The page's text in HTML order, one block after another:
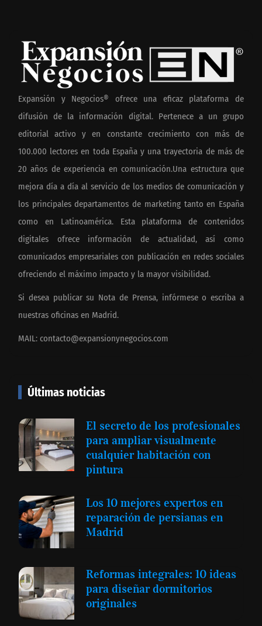
Expansión y Negocios® ofrece una eficaz plataforma de
difusión de la información digital. Pertenece a un grupo
editorial activo y en constante crecimiento con más de
100.000 lectores en toda España y una trayectoria de más de
20 años de experiencia en comunicación.Una estructura que
mejora día a día al servicio de los medios de comunicación y
los principales departamentos de marketing tanto en España
como en Latinoamérica. Esta plataforma de contenidos
digitales ofrece información de actualidad, así como
comunicados empresariales con publicación en redes sociales
ofreciendo el máximo impacto y la mayor visibilidad.
Si desea publicar su Nota de Prensa, infórmese o escriba a
nuestras oficinas en Madrid.
MAIL: contacto@expansionynegocios.com
Últimas noticias
El secreto de los profesionales
para ampliar visualmente
cualquier habitación con
pintura
Los 10 mejores expertos en
reparación de persianas en
Madrid
Reformas integrales: 10 ideas
para diseñar dormitorios
originales